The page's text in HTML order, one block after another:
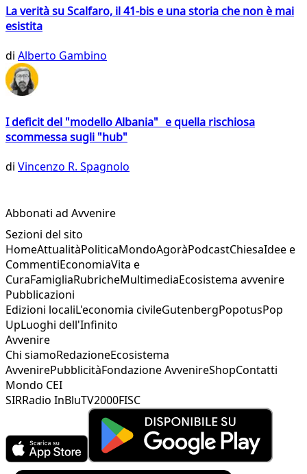
La verità su Scalfaro, il 41-bis e una storia che non è mai
esistita
di Alberto Gambino
I deficit del "modello Albania" e quella rischiosa
scommessa sugli "hub"
di Vincenzo R. Spagnolo
Abbonati ad Avvenire
Sezioni del sito
HomeAttualitàPoliticaMondoAgoràPodcastChiesaIdee e
CommentiEconomiaVita e
CuraFamigliaRubricheMultimediaEcosistema avvenire
Pubblicazioni
Edizioni localiL'economia civileGutenbergPopotusPop
UpLuoghi dell'Infinito
Avvenire
Chi siamoRedazioneEcosistema
AvvenirePubblicitàFondazione AvvenireShopContatti
Mondo CEI
SIRRadio InBluTV2000FISC